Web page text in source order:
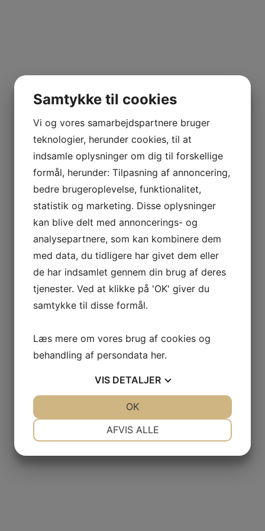
Samtykke til cookies
Vi og vores samarbejdspartnere bruger
teknologier, herunder cookies, til at
indsamle oplysninger om dig til forskellige
formål, herunder: Tilpasning af annoncering,
bedre brugeroplevelse, funktionalitet,
statistik og marketing. Disse oplysninger
kan blive delt med annoncerings- og
analysepartnere, som kan kombinere dem
med data, du tidligere har givet dem eller
de har indsamlet gennem din brug af deres
tjenester. Ved at klikke på 'OK' giver du
samtykke til disse formål.
Læs mere om vores brug af cookies og
behandling af persondata her.
VIS DETALJER
AFVIS ALLE
OK